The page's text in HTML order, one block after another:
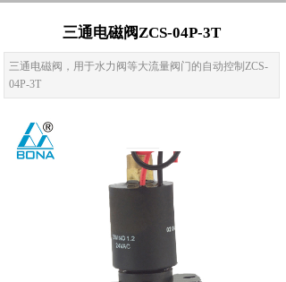
三通电磁阀ZCS-04P-3T
三通电磁阀，用于水力阀等大流量阀门的自动控制ZCS-
04P-3T